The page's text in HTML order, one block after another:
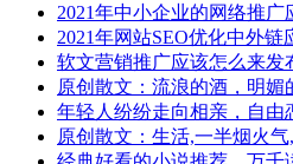
2021年中小企业的网络推广
2021年网站SEO优化中外
软文营销推广应该怎么来发
原创散文：流浪的酒，明媚
年轻人纷纷走向相亲，自由
原创散文：生活,一半烟火